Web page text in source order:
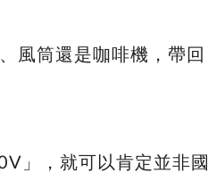
風筒還是咖啡機，帶回
」，就可以肯定並非國